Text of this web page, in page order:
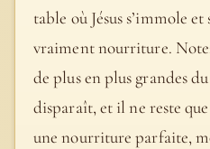
table où Jésus s’immole
vraiment nourriture.
de plus en plus grandes
disparaît, et il ne reste
une nourriture parfaite,